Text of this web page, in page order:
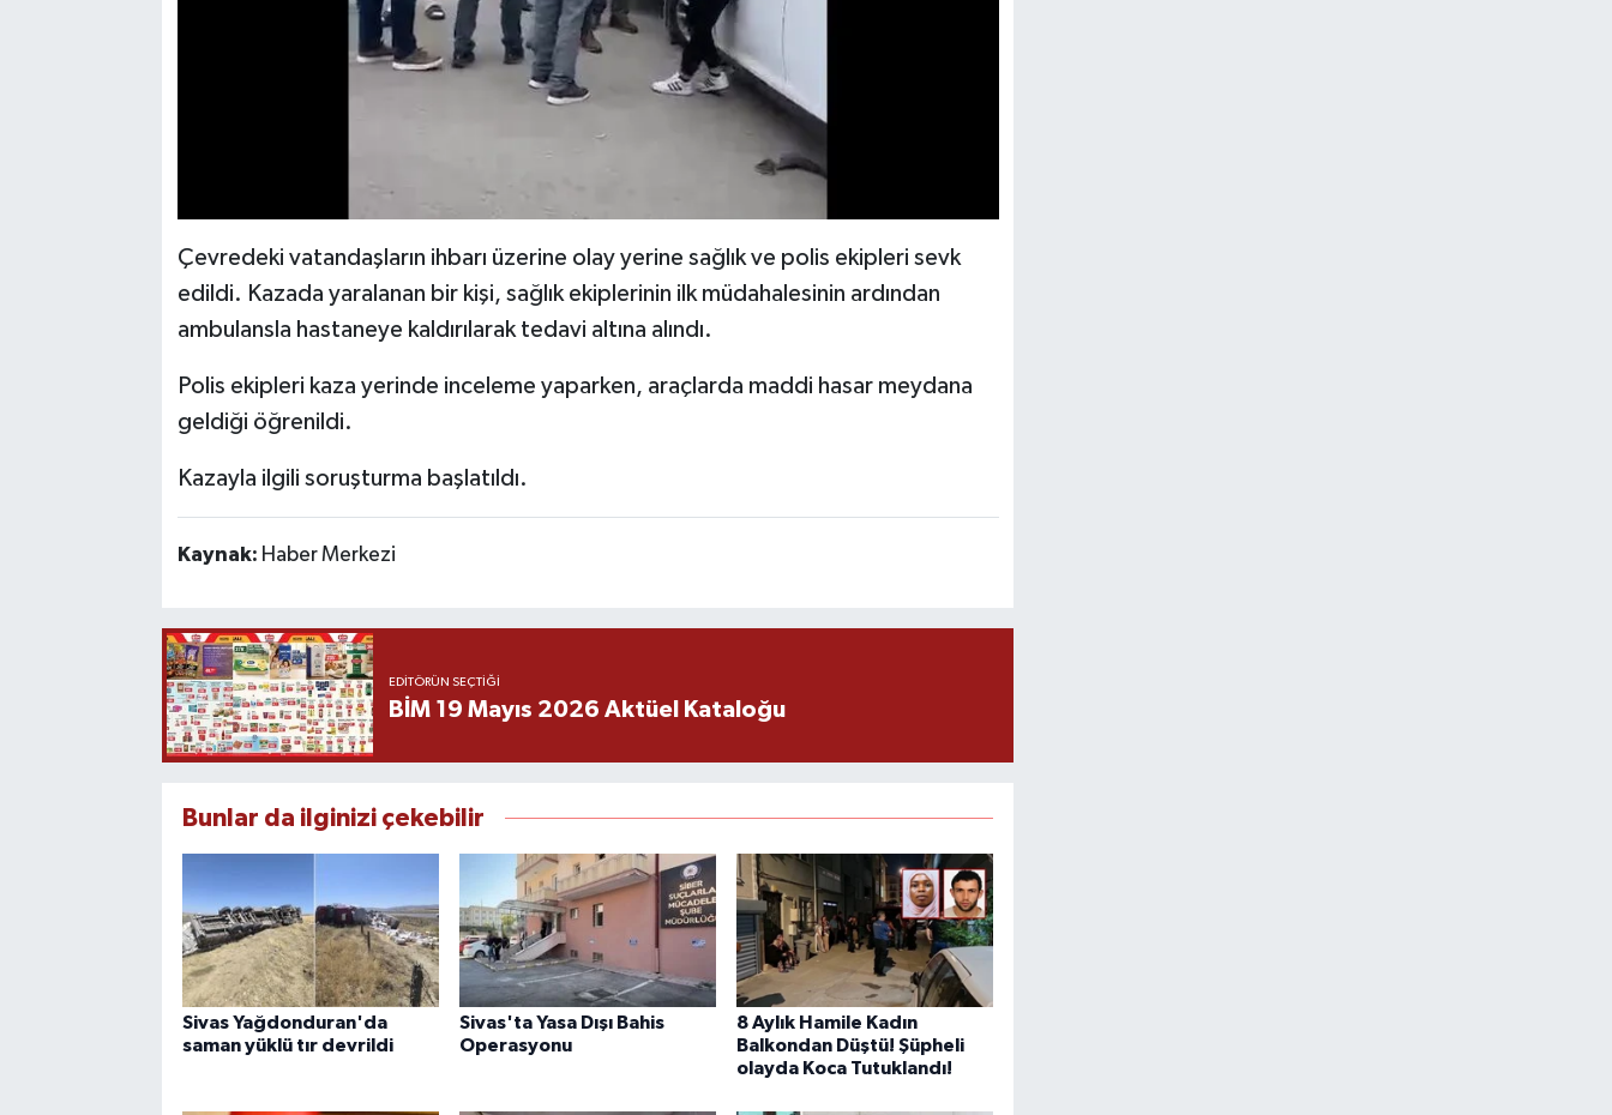
Çevredeki vatandaşların ihbarı üzerine olay yerine sağlık ve polis ekipleri sevk
edildi. Kazada yaralanan bir kişi, sağlık ekiplerinin ilk müdahalesinin ardından
ambulansla hastaneye kaldırılarak tedavi altına alındı.
Polis ekipleri kaza yerinde inceleme yaparken, araçlarda maddi hasar meydana
geldiği öğrenildi.
Kazayla ilgili soruşturma başlatıldı.
Kaynak: Haber Merkezi
EDITÖRÜN SEÇTIĞI
BİM 19 Mayıs 2026 Aktüel Kataloğu
Bunlar da ilginizi çekebilir
Sivas Yağdonduran'da
saman yüklü tır devrildi
Sivas'ta Yasa Dışı Bahis
Operasyonu
8 Aylık Hamile Kadın
Balkondan Düştü! Şüpheli
olayda Koca Tutuklandı!